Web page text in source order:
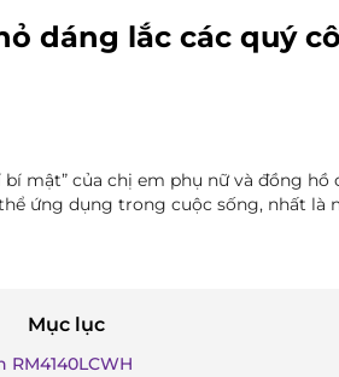
dáng lắc các quý
mật” của chị em phụ nữ và đồng hồ
ứng dụng trong cuộc sống, nhất là
Mục lục